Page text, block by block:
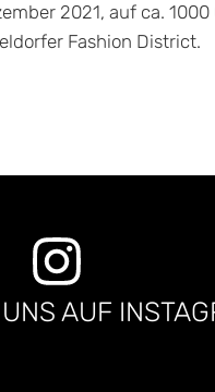
2021, auf ca.
Fashion District.
AUF